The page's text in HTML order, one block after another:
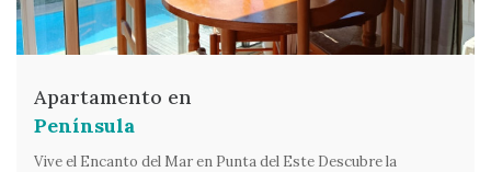
Apartamento en
Península
Vive el Encanto del Mar en Punta del Este Descubre la